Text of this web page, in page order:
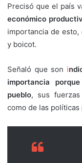
Precisó que el país
económico
importancia de
y boicot.
Señaló que son i
importancia
pueblo, sus
como de las políticas